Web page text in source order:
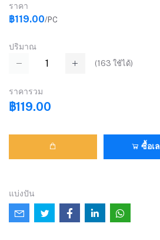
ราคา
฿119.00/PC
ปริมาณ
(163 ใช้ได้)
ราคารวม
฿119.00
ซื้อเ
แบ่งปัน